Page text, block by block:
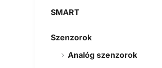
SMART
Szenzorok
Analóg szenzorok